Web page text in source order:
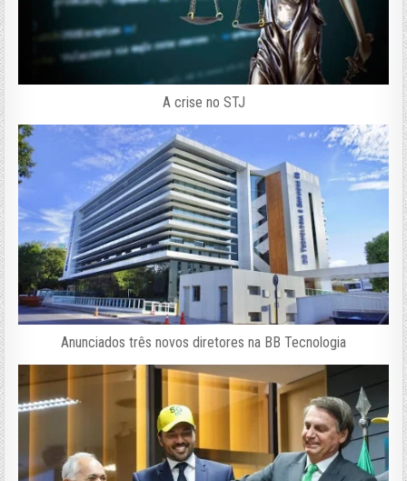
A crise no STJ
Anunciados três novos diretores na BB Tecnologia